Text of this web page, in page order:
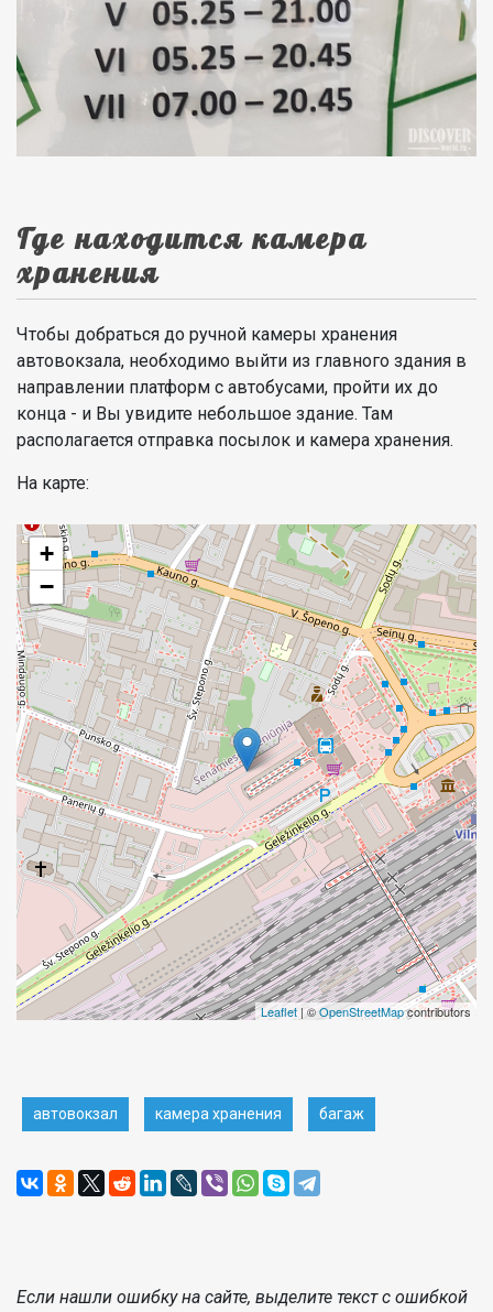
Где находится камера
хранения
Чтобы добраться до ручной камеры хранения
автовокзала, необходимо выйти из главного здания в
направлении платформ с автобусами, пройти их до
конца - и Вы увидите небольшое здание. Там
располагается отправка посылок и камера хранения.
На карте:
+
−
Leaflet | ©OpenStreetMapcontributors
автовокзал камера хранения багаж
Если нашли ошибку на сайте, выделите текст с ошибкой